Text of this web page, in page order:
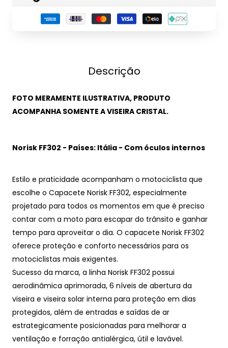
Descrição
FOTO MERAMENTE ILUSTRATIVA, PRODUTO
ACOMPANHA SOMENTE A VISEIRA CRISTAL.
Norisk FF302 - Países: Itália - Com óculos internos
Estilo e praticidade acompanham o motociclista que
escolhe o Capacete Norisk FF302, especialmente
projetado para todos os momentos em que é preciso
contar com a moto para escapar do trânsito e ganhar
tempo para aproveitar o dia. O capacete Norisk FF302
oferece proteção e conforto necessários para os
motociclistas mais exigentes.
Sucesso da marca, a linha Norisk FF302 possui
aerodinâmica aprimorada, 6 níveis de abertura da
viseira e viseira solar interna para proteção em dias
protegidos, além de entradas e saídas de ar
estrategicamente posicionadas para melhorar a
ventilação e forração antialérgica, útil e lavável.